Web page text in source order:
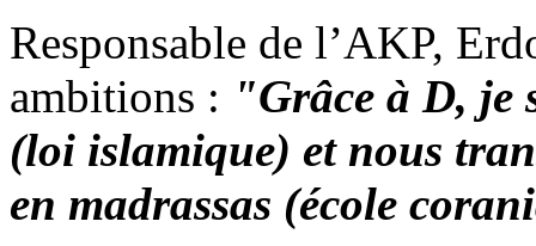
Responsable de l’AKP,
ambitions : "Grâce à D, je
(loi islamique) et nous
en madrassas (école